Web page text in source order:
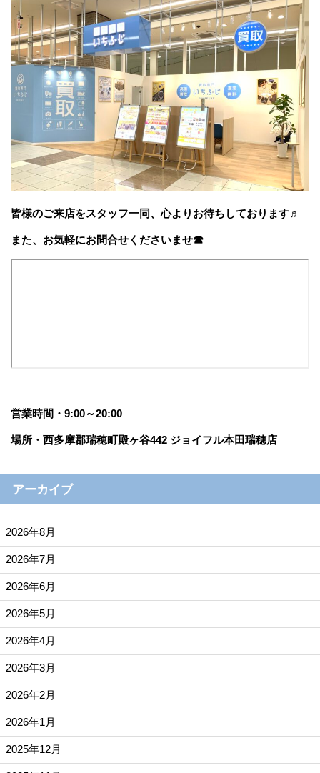
皆様のご来店をスタッフ一同、心よりお待ちしております♬
また、お気軽にお問合せくださいませ☎
営業時間・9:00～20:00
場所・西多摩郡瑞穂町殿ヶ谷442 ジョイフル本田瑞穂店
アーカイブ
2026年8月
2026年7月
2026年6月
2026年5月
2026年4月
2026年3月
2026年2月
2026年1月
2025年12月